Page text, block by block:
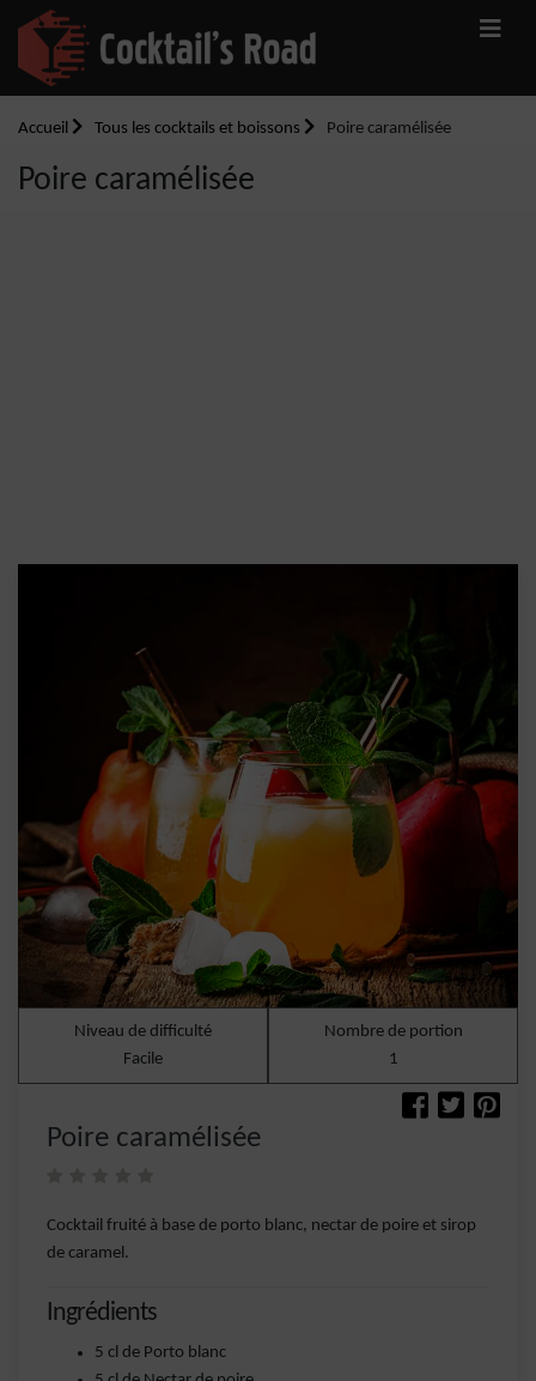
Accueil Tous les cocktails et boissons Poire caramélisée
Poire caramélisée
Niveau de difficulté
Facile
Nombre de portion
1
Poire caramélisée
Cocktail fruité à base de porto blanc, nectar de poire et sirop
de caramel.
Ingrédients
5 cl de Porto blanc